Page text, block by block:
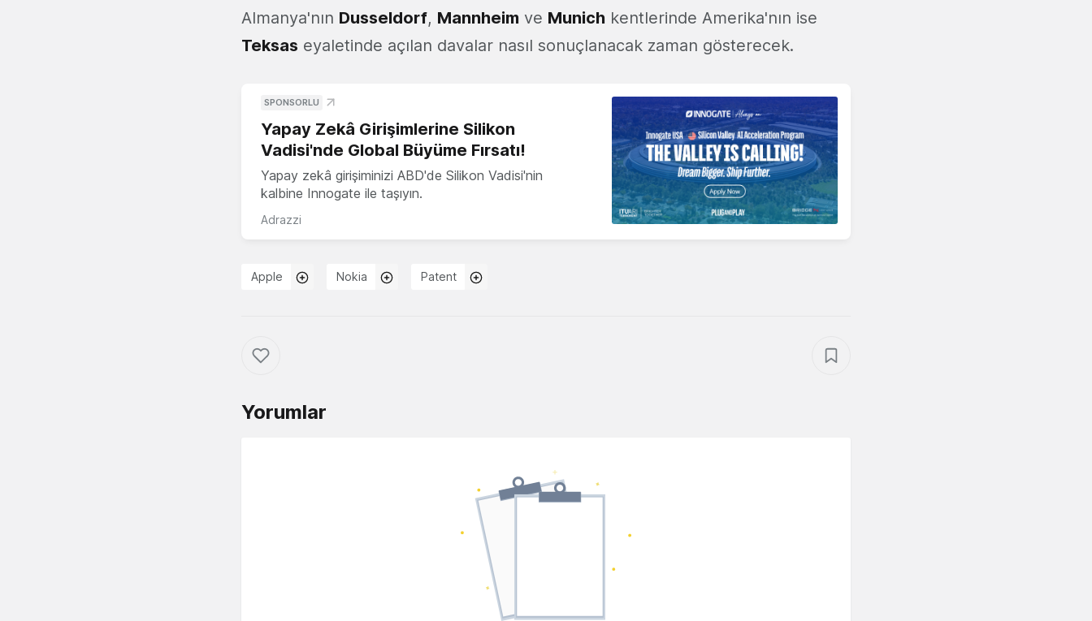
Almanya'nın Dusseldorf, Mannheim ve Munich kentlerinde Amerika'nın ise
Teksas eyaletinde açılan davalar nasıl sonuçlanacak zaman gösterecek.
SPONSORLU
Yapay Zekâ Girişimlerine Silikon
Vadisi'nde Global Büyüme Fırsatı!
Yapay zekâ girişiminizi ABD'de Silikon Vadisi'nin
kalbine Innogate ile taşıyın.
Adrazzi
Apple Nokia Patent
Yorumlar